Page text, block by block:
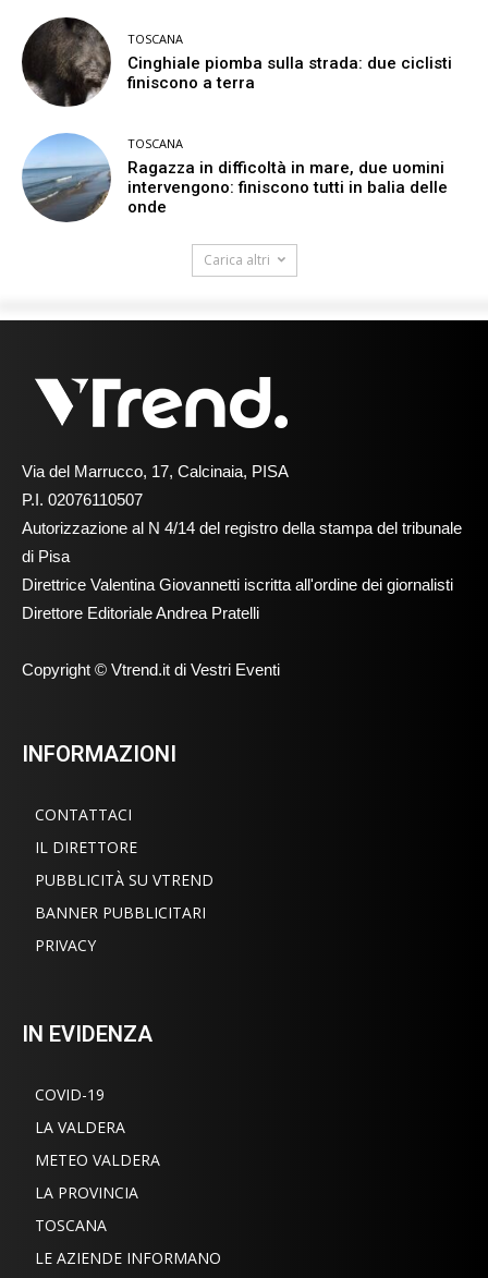
TOSCANA
Cinghiale piomba sulla strada: due ciclisti
finiscono a terra
TOSCANA
Ragazza in difficoltà in mare, due uomini
intervengono: finiscono tutti in balia delle
onde
Carica altri
Via del Marrucco, 17, Calcinaia, PISA
P.I. 02076110507
Autorizzazione al N 4/14 del registro della stampa del tribunale
di Pisa
Direttrice Valentina Giovannetti iscritta all'ordine dei giornalisti
Direttore Editoriale Andrea Pratelli
Copyright © Vtrend.it di Vestri Eventi
INFORMAZIONI
CONTATTACI
IL DIRETTORE
PUBBLICITÀ SU VTREND
BANNER PUBBLICITARI
PRIVACY
IN EVIDENZA
COVID-19
LA VALDERA
METEO VALDERA
LA PROVINCIA
TOSCANA
LE AZIENDE INFORMANO